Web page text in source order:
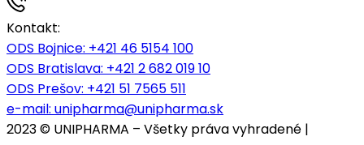
Kontakt:
ODS Bojnice: +421 46 5154 100
ODS Bratislava: +421 2 682 019 10
ODS Prešov: +421 51 7565 511
e-mail: unipharma@unipharma.sk
2023 © UNIPHARMA – Všetky práva vyhradené |